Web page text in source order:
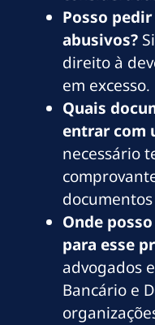
Posso
abusivos?
direito à
em excesso.
Quais
entrar com
necessário
Onde
para esse
advogados
Bancário e